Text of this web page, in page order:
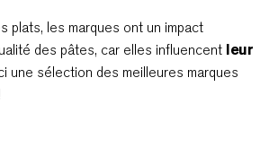
plats, les marques ont un impact
des pâtes, car elles influencent leur
une sélection des meilleures marques